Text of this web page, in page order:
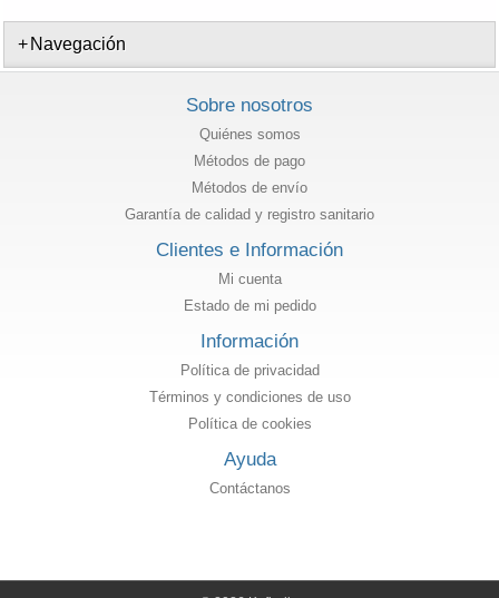
Navegación
Sobre nosotros
Quiénes somos
Métodos de pago
Métodos de envío
Garantía de calidad y registro sanitario
Clientes e Información
Mi cuenta
Estado de mi pedido
Información
Política de privacidad
Términos y condiciones de uso
Política de cookies
Ayuda
Contáctanos